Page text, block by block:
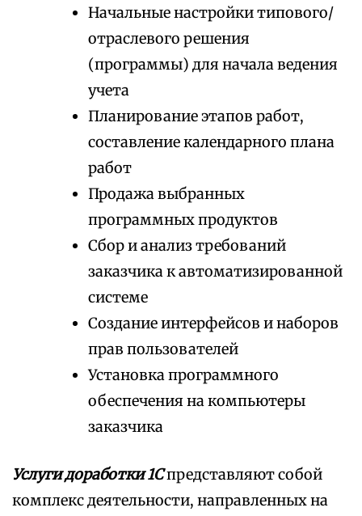
Начальные настройки типового/
отраслевого решения
(программы) для начала ведения
учета
Планирование этапов работ,
составление календарного плана
работ
Продажа выбранных
программных продуктов
Сбор и анализ требований
заказчика к автоматизированной
системе
Создание интерфейсов и наборов
прав пользователей
Установка программного
обеспечения на компьютеры
заказчика
Услуги доработки 1Спредставляют собой
комплекс деятельности, направленных на